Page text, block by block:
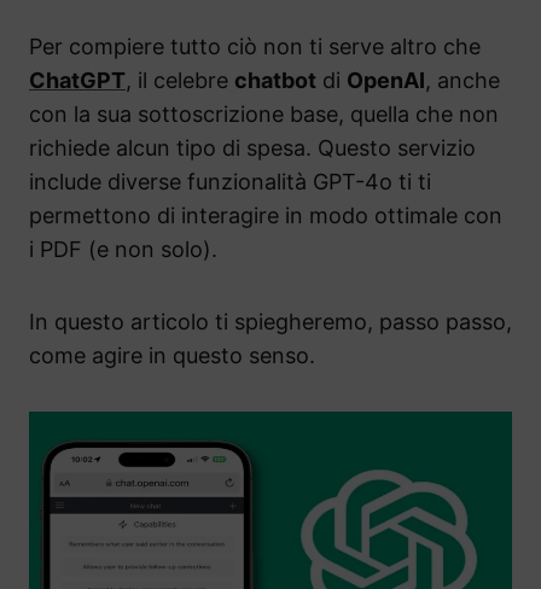
Per compiere tutto ciò non ti serve altro che
ChatGPT, il celebre chatbot di OpenAI, anche
con la sua sottoscrizione base, quella che non
richiede alcun tipo di spesa. Questo servizio
include diverse funzionalità GPT-4o ti ti
permettono di interagire in modo ottimale con
i PDF (e non solo).
In questo articolo ti spiegheremo, passo passo,
come agire in questo senso.